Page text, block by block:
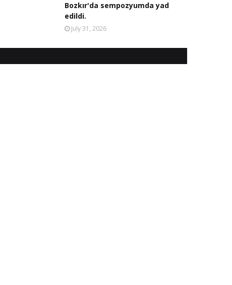
Bozkır'da sempozyumda yad
edildi.
July 31, 2026